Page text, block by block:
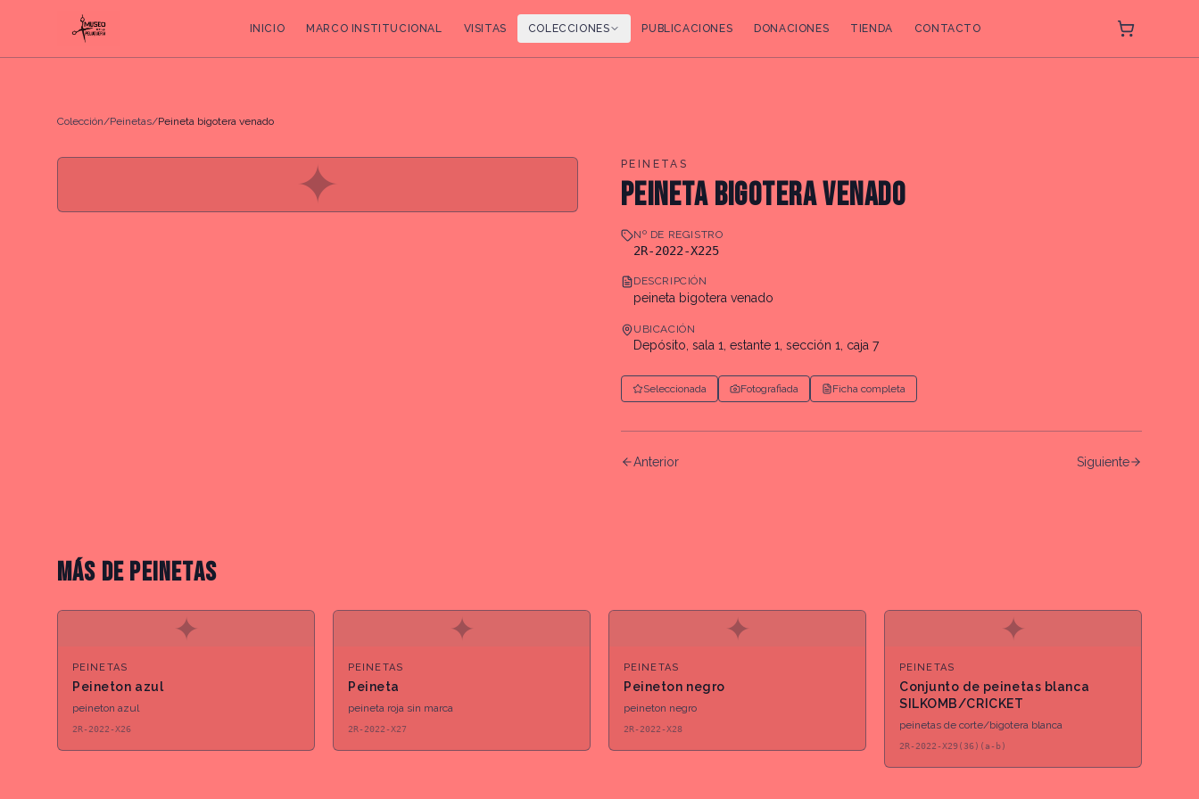
INICIO MARCO INSTITUCIONAL VISITAS COLECCIONES PUBLICACIONES DONACIONES TIENDA CONTACTO
Colección/Peinetas/Peineta bigotera venado
✦ PEINETAS
PEINETA BIGOTERA VENADO
Nº DE REGISTRO
2R-2022-X225
DESCRIPCIÓN
peineta bigotera venado
UBICACIÓN
Depósito, sala 1, estante 1, sección 1, caja 7
Seleccionada Fotografiada Ficha completa
Anterior Siguiente
MÁS DEPEINETAS
✦
PEINETAS
Peineton azul
peineton azul
2R-2022-X26
✦
PEINETAS
Peineta
peineta roja sin marca
2R-2022-X27
✦
PEINETAS
Peineton negro
peineton negro
2R-2022-X28
✦
PEINETAS
Conjunto de peinetas blanca
SILKOMB/CRICKET
peinetas de corte/bigotera blanca
2R-2022-X29(36)(a-b)